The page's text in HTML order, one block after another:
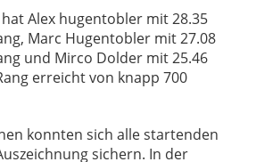
Alex hugentobler mit 28.35
Marc Hugentobler mit 27.08
und Mirco Dolder mit 25.46
erreicht von knapp 700
konnten sich alle startenden
sichern. In der